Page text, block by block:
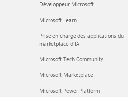
Développeur Microsoft
Microsoft Learn
Prise en charge des applications du
marketplace d’IA
Microsoft Tech Community
Microsoft Marketplace
Microsoft Power Platform